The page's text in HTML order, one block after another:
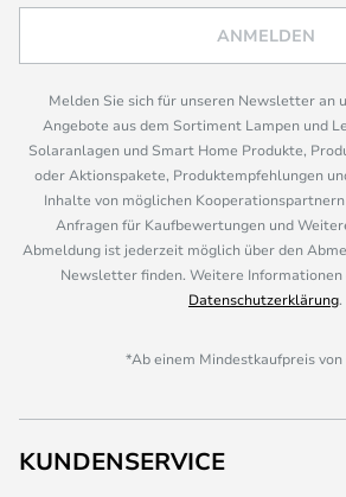
ANMELDEN
Melden Sie sich für unseren Newsletter an
Angebote aus dem Sortiment Lampen und
Solaranlagen und Smart Home Produkte,
oder Aktionspakete, Produktempfehlungen
Inhalte von möglichen
Anfragen für Kaufbewertungen und
Abmeldung ist jederzeit möglich über den
Newsletter finden. Weitere
Datenschutzerklärung.
*Ab einem Mindestkaufpreis von
KUNDENSERVICE